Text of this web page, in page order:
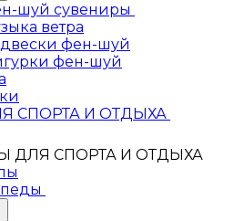
шуй сувениры
ветра
фен-шуй
фен-шуй
СПОРТА И ОТДЫХА
ДЛЯ СПОРТА И ОТДЫХА